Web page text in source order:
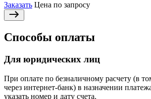
Заказать Цена по запросу
Способы оплаты
Для юридических лиц
При оплате по безналичному расчету (в
через интернет-банк) в назначении
указать номер и дату счета.